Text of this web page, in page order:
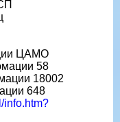
ЦАМО
58
18002
648
info.htm?